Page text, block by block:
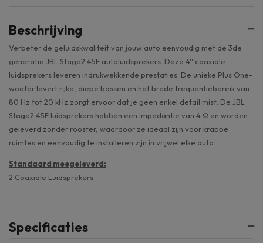
Beschrijving
Verbeter de geluidskwaliteit van jouw auto eenvoudig met de 3de
generatie JBL Stage2 45F autoluidsprekers. Deze 4'' coaxiale
luidsprekers leveren indrukwekkende prestaties. De unieke Plus One-
woofer levert rijke, diepe bassen en het brede frequentiebereik van
80 Hz tot 20 kHz zorgt ervoor dat je geen enkel detail mist. De JBL
Stage2 45F luidsprekers hebben een impedantie van 4 Ω en worden
geleverd zonder rooster, waardoor ze ideaal zijn voor krappe
ruimtes en eenvoudig te installeren zijn in vrijwel elke auto.
Standaard meegeleverd:
​2 Coaxiale Luidsprekers
Specificaties